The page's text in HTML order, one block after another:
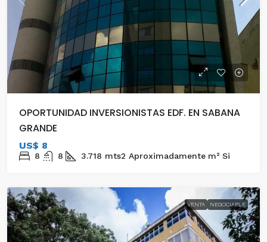
OPORTUNIDAD INVERSIONISTAS EDF. EN SABANA
GRANDE
US$ 8
8 8 3.718 mts2 Aproximadamente m² Si
VENTA NEGOCIABLE